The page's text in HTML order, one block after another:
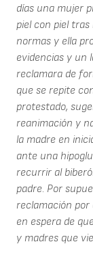
días una mujer
piel con piel tras
normas y ella
evidencias y un
reclamara de
que se repite
protestado,
reanimación y
la madre en
ante una
recurrir al
padre. Por
reclamación por
en espera de
y madres que